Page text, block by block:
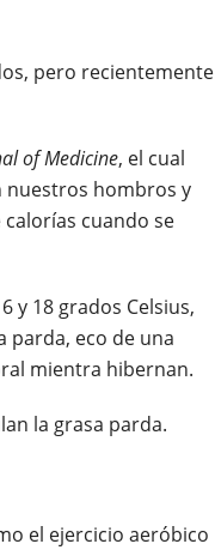
pero recientemente
of Medicine, el cual
nuestros hombros y
cuando se
y 18 grados Celsius,
parda, eco de una
mientra hibernan.
la grasa parda.
el ejercicio aeróbico